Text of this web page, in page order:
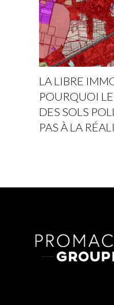
LA LIBRE
POURQUOI
DES SOLS
PAS À LA